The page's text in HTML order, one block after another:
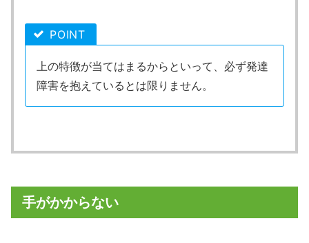
POINT
上の特徴が当てはまるからといって、必ず発達
障害を抱えているとは限りません。
手がかからない